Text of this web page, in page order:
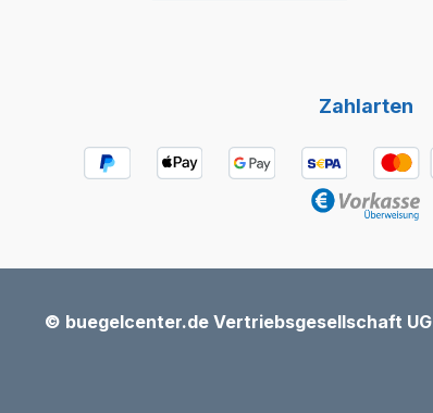
Zahlarten
© buegelcenter.de Vertriebsgesellschaft UG